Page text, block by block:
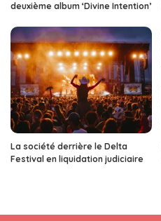
deuxième album ‘Divine Intention’
La société derrière le Delta
Festival en liquidation judiciaire